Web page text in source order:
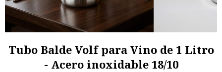
Tubo Balde Volf para Vino de 1 Litro
- Acero inoxidable 18/10